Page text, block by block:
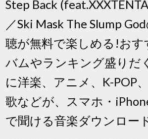
Step Back
／Ski Mask The Slump
聴が無料で楽しめる!おす
バムやランキング盛りだ
に洋楽、アニメ、K-POP
歌などが、スマホ・
で聞ける音楽ダウンロー